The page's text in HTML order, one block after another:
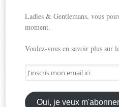
Ladies & Gentlemans, vous
moment.
Voulez-vous en savoir plus sur
J'inscris
mon
email
ici
Oui, je veux